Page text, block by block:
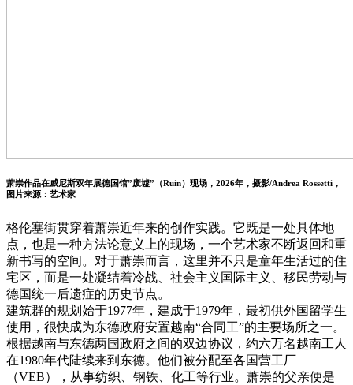
萧崇作品在威尼斯双年展德国馆”废墟”（Ruin）现场，2026年，摄影/Andrea Rossetti，
图片来源：艺术家
格伦塞街贯穿着萧崇近年来的创作实践。它既是一处具体地
点，也是一种方法论意义上的现场，一个艺术家不断返回和重
新书写的空间。对于萧崇而言，这里并不只是童年生活过的住
宅区，而是一处凝结着冷战、社会主义国际主义、移民劳动与
德国统一后遗症的历史节点。
建筑群的规划始于1977年，建成于1979年，最初供外国留学生
使用，很快成为东德政府安置越南“合同工”的主要场所之一。
根据越南与东德两国政府之间的双边协议，约六万名越南工人
在1980年代陆续来到东德。他们被分配至各国营工厂
（VEB），从事纺织、钢铁、化工等行业。萧崇的父亲便是